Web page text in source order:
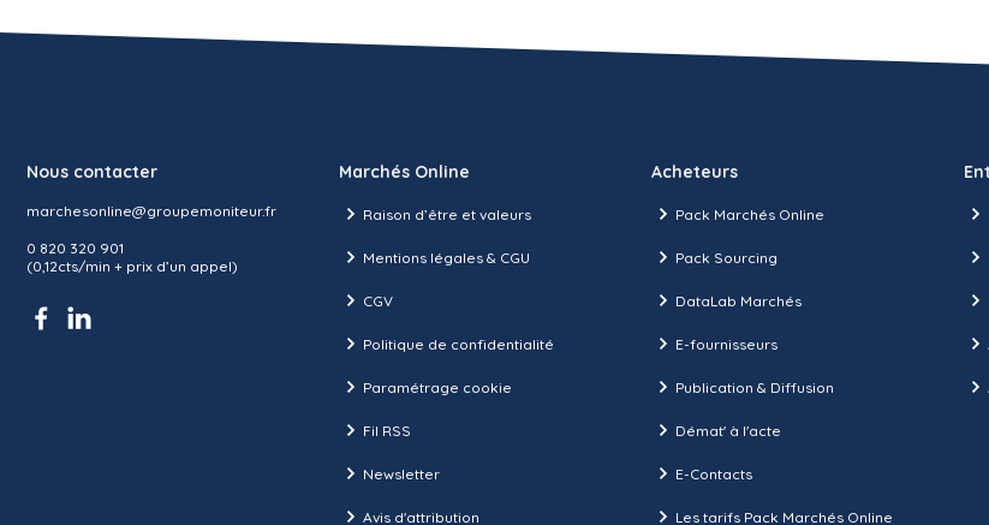
Nous contacter
marchesonline@groupemoniteur.fr
0 820 320 901
(0,12cts/min + prix d’un appel)
Marchés Online
Raison d’être et valeurs
Mentions légales & CGU
CGV
Politique de confidentialité
Paramétrage cookie
Fil RSS
Newsletter
Avis d'attribution
Acheteurs
Pack Marchés Online
Pack Sourcing
DataLab Marchés
E-fournisseurs
Publication & Diffusion
Démat' à l'acte
E-Contacts
Les tarifs Pack Marchés Online